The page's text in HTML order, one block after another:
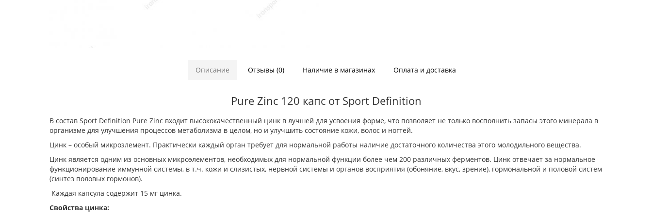
Описание Отзывы (0) Наличие в магазинах Оплата и доставка
Pure Zinc 120 капс от Sport Definition
В состав Sport Definition Pure Zinc входит высококачественный цинк в лучшей для усвоения форме, что позволяет не только восполнить запасы этого минерала в
организме для улучшения процессов метаболизма в целом, но и улучшить состояние кожи, волос и ногтей.
Цинк – особый микроэлемент. Практически каждый орган требует для нормальной работы наличие достаточного количества этого молодильного вещества.
Цинк является одним из основных микроэлементов, необходимых для нормальной функции более чем 200 различных ферментов. Цинк отвечает за нормальное
функционирование иммунной системы, в т.ч. кожи и слизистых, нервной системы и органов восприятия (обоняние, вкус, зрение), гормональной и половой систем
(синтез половых гормонов).
Каждая капсула содержит 15 мг цинка.
Свойства цинка: